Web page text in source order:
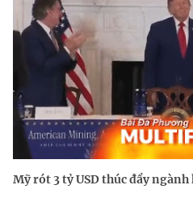
Mỹ rót 3 tỷ USD thúc đẩy